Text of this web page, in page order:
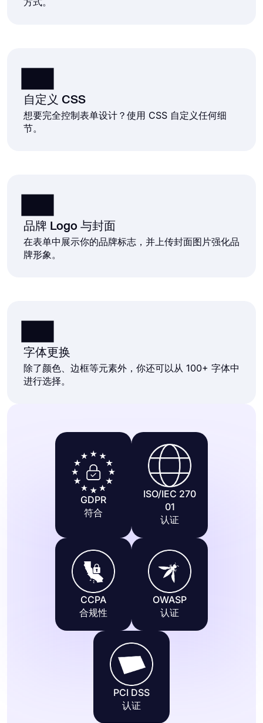
自定义 CSS
想要完全控制表单设计？使用 CSS 自定义任何细
节。
品牌 Logo 与封面
在表单中展示你的品牌标志，并上传封面图片强化品
牌形象。
字体更换
除了颜色、边框等元素外，你还可以从 100+ 字体中
进行选择。
GDPR
符合
ISO/IEC 270
01
认证
CCPA
合规性
OWASP
认证
PCI DSS
认证